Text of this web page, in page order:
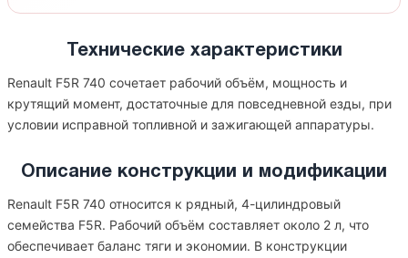
Технические характеристики
Renault F5R 740 сочетает рабочий объём, мощность и
крутящий момент, достаточные для повседневной езды, при
условии исправной топливной и зажигающей аппаратуры.
Описание конструкции и модификации
Renault F5R 740 относится к рядный, 4-цилиндровый
семейства F5R. Рабочий объём составляет около 2 л, что
обеспечивает баланс тяги и экономии. В конструкции